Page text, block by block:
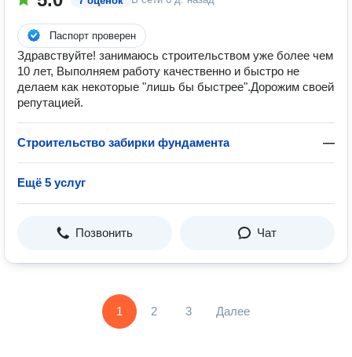
Паспорт проверен
Здравствуйте! занимаюсь строительством уже более чем
10 лет, Выполняем работу качественно и быстро не
делаем как некоторые "лишь бы быстрее".Дорожим своей
репутацией.
Строительство забирки фундамента —
Ещё 5 услуг
Позвонить Чат
1 2 3 Далее